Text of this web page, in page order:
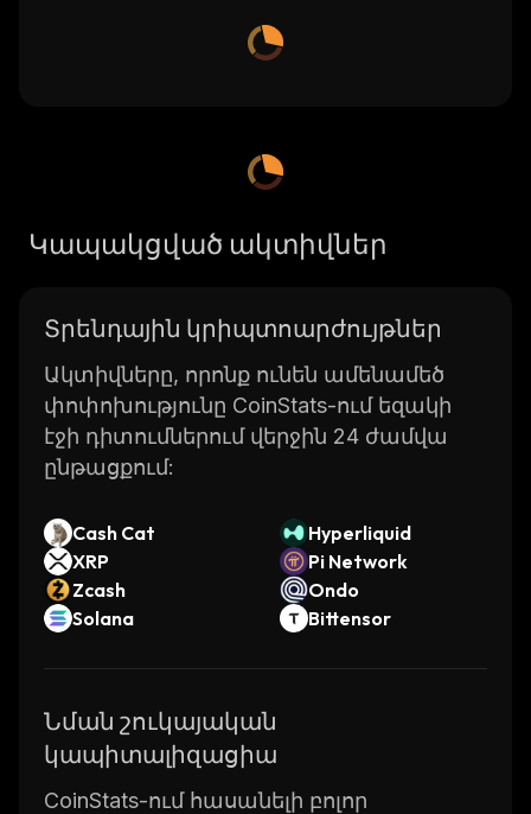
Կապակցված ակտիվներ
Տրենդային կրիպտոարժույթներ
Ակտիվները, որոնք ունեն ամենամեծ
փոփոխությունը CoinStats-ում եզակի
էջի դիտումներում վերջին 24 ժամվա
ընթացքում:
Cash Cat
Hyperliquid
XRP
Pi Network
Zcash
Ondo
Solana
Bittensor
Նման շուկայական
կապիտալիզացիա
CoinStats-ում հասանելի բոլոր